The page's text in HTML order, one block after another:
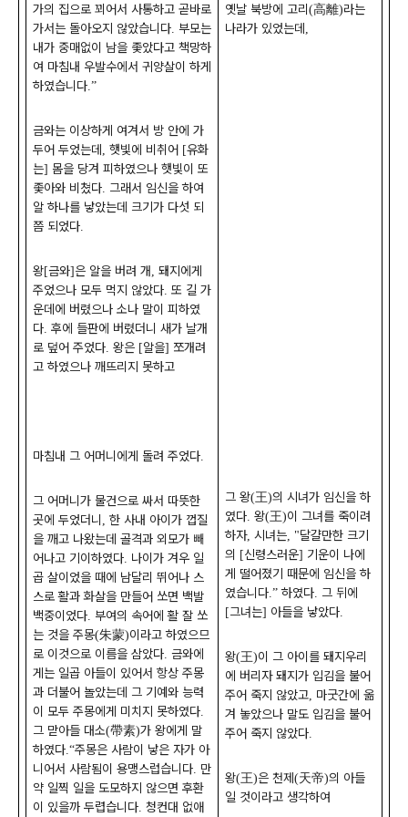
가의 집으로 꾀어서 사통하고 곧바로
가서는 돌아오지 않았습니다. 부모는
내가 중매없이 남을 좇았다고 책망하
여 마침내 우발수에서 귀양살이 하게
하였습니다.”
금와는 이상하게 여겨서 방 안에 가
두어 두었는데 햇빛에 비취어 [유화
는] 몸을 당겨 피하였으나 햇빛이 또
좇아와 비쳤다. 그래서 임신을 하여
알 하나를 낳았는데 크기가 다섯 되
쯤 되었다.
왕[금와]은 알을 버려 개 돼지에게
주었으나 모두 먹지 않았다. 또 길 가
운데에 버렸으나 소나 말이 피하였
다. 후에 들판에 버렸더니 새가 날개
로 덮어 주었다. 왕은 [알을] 쪼개려
고 하였으나 깨뜨리지 못하고
마침내 그 어머니에게 돌려 주었다.
그 어머니가 물건으로 싸서 따뜻한
곳에 두었더니
한 사내 아이가 껍질
을 깨고 나왔는데 골격과 외모가 빼
어나고 기이하였다. 나이가 겨우 일
곱 살이었을 때에 남달리 뛰어나 스
스로 활과 화살을 만들어 쏘면 백발
백중이었다. 부여의 속어에 활 잘 쏘
는 것을 주몽(朱蒙)이라고 하였으므
로 이것으로 이름을 삼았다. 금와에
게는 일곱 아들이 있어서 항상 주몽
과 더불어 놀았는데 그 기예와 능력
이 모두 주몽에게 미치지 못하였다.
그 맏아들 대소(帶素)가 왕에게 말
하였다.“주몽은 사람이 낳은 자가 아
니어서 사람됨이 용맹스럽습니다. 만
약 일찍 일을 도모하지 않으면 후환
이 있을까 두렵습니다. 청컨대 없애
옛날 북방에 고리(高離)라는
나라가 있었는데
그 왕(王)의 시녀가 임신을 하
였다. 왕(王)이 그녀를 죽이려
하자, 시녀는, "달걀만한 크기
의 [신령스러운] 기운이 나에
게 떨어졌기 때문에 임신을 하
였습니다.”하였다. 그 뒤에
[그녀는] 아들을 낳았다.
왕(王)이 그 아이를 돼지우리
에 버리자 돼지가 입김을 불어
주어 죽지 않았고, 마굿간에 옮
겨 놓았으나 말도 입김을 불어
주어 죽지 않았다.
왕(王)은 천제 (天帝)의 아들
일 것이라고 생각하여